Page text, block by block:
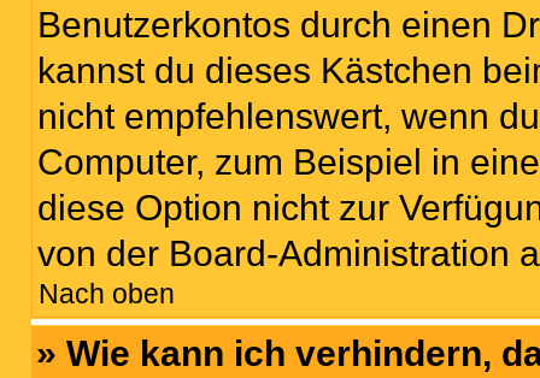
Benutzerkontos durch einen
kannst du dieses Kästchen
nicht empfehlenswert, wenn
Computer, zum Beispiel in
diese Option nicht zur
von der Board-Administration
Nach oben
» Wie kann ich verhindern,